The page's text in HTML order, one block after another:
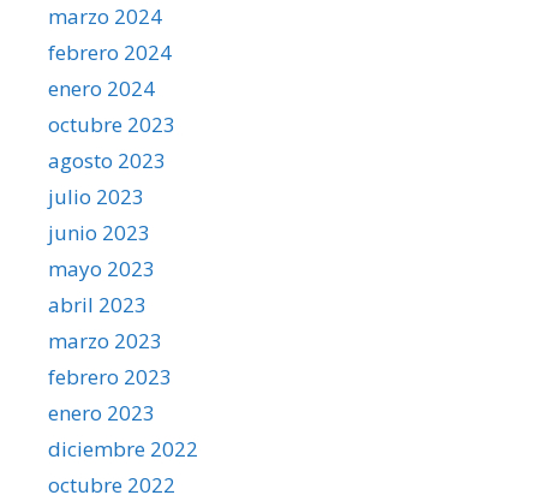
marzo 2024
febrero 2024
enero 2024
octubre 2023
agosto 2023
julio 2023
junio 2023
mayo 2023
abril 2023
marzo 2023
febrero 2023
enero 2023
diciembre 2022
octubre 2022